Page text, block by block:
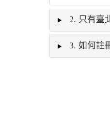
2. 只有臺
3. 如何註